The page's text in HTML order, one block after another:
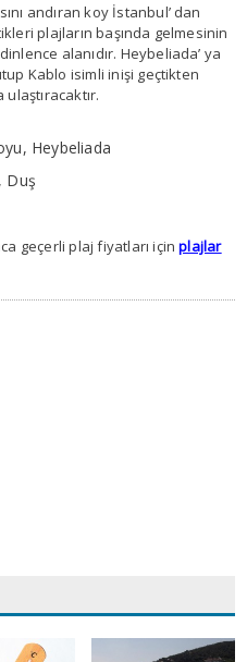
andıran koy İstanbul’ dan
plajların başında gelmesinin
alanıdır. Heybeliada’ ya
Kablo isimli inişi geçtikten
Heybeliada
Duş
geçerli plaj fiyatları içinplajlar